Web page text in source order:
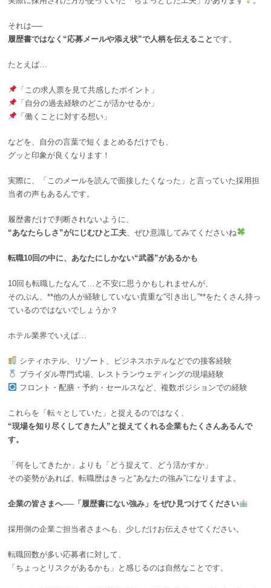
それは──
履歴書ではなく“応募メールや添え状”で人柄を伝えることです。
たとえば…
「この求人票を見て共感したポイント」
「自分の過去経験のどこが活かせるか」
「働くことに対する想い」
などを、自分の言葉で短くまとめるだけでも、
グッと印象が良くなります！
実際に、「このメールを読んで面接したくなった」と言っていた採用担
当者の声もあるんです。
履歴書だけで判断されないように、
“あなたらしさ”がにじむひと工夫、ぜひ意識してみてくださいね
転職10回の中に、あなたにしかない“武器”があるかも
10回も転職したなんて…と不安に思うかもしれませんが、
そのぶん、**他の人が経験していない貴重な“引き出し”**をたくさん持っ
ているのではないでしょうか？
ホテル業界でいえば…
シティホテル、リゾート、ビジネスホテルなどでの接客経験
ブライダル専門式場、レストランウェディングの現場経験
フロント・配膳・予約・セールスなど、複数ポジションでの経験
これらを「転々としていた」と捉えるのではなく、
“現場を知り尽くしてきた人”と捉えてくれる企業もたくさんあるんで
す。
「何をしてきたか」よりも「どう捉えて、どう活かすか」
その姿勢があれば、転職歴はきっと“あなたの強み”になりますよ。
企業の皆さまへ──「履歴書にない強み」をぜひ見つけてください
採用側の企業ご担当者さまへも、少しだけお伝えさせてください。
転職回数が多い応募者に対して、
「ちょっとリスクがあるかも」と感じるのは自然なことです。